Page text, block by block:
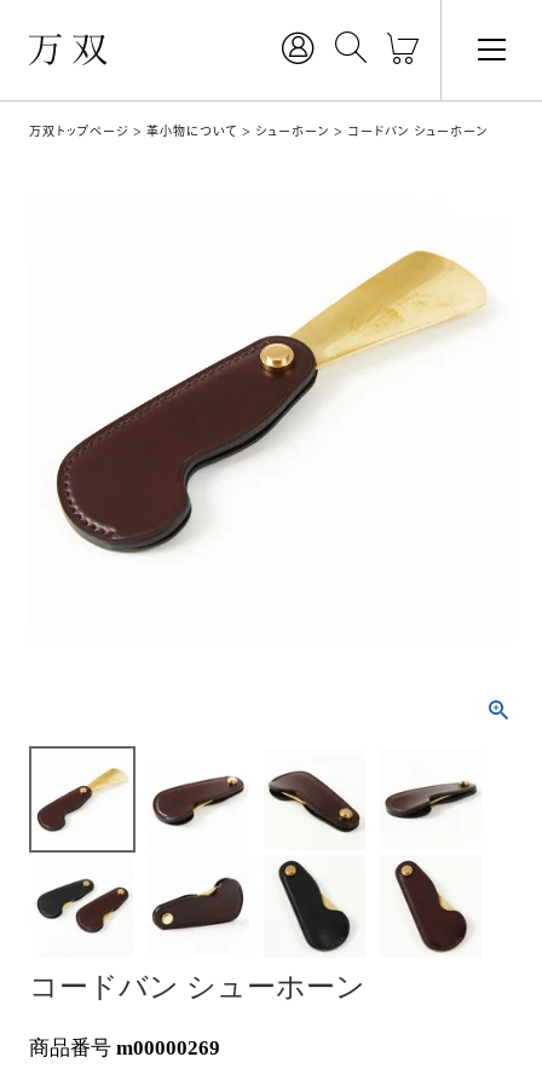
万双トップページ 革小物について シューホーン コードバン シューホーン
コードバン シューホーン
商品番号 m00000269